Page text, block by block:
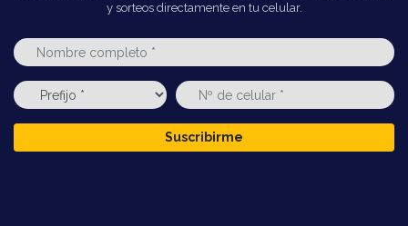
y sorteos directamente en tu celular.
Suscribirme